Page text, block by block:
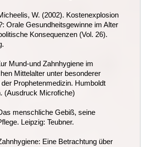
W. (2002). Kostenexplosion
Orale Gesundheitsgewinne im Alter
Konsequenzen (Vol. 26).
Mund-und Zahnhygiene im
Mittelalter unter besonderer
Prophetenmedizin. Humboldt
(Ausdruck Microfiche)
menschliche Gebiß, seine
Leipzig: Teubner.
Eine Betrachtung über